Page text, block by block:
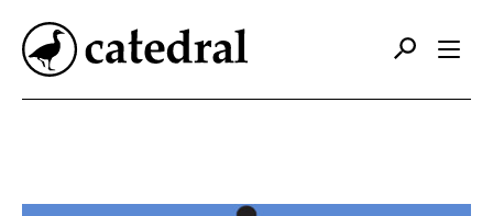
Autores